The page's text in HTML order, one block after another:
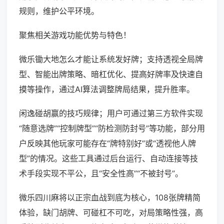
规则，维护公平环境。
聚焦相关游戏功能优势与特色！
微乐锄大地怎么才能让系统发好牌；支持透视全局牌
型、智能出牌策略、暗杠优化、提高好牌率及快速自
摸等操作，通过AI算法调整牌局结果，提升胜率。
闲逸碰胡赢的技巧规律；用户可通过第三方软件实现
“随意选牌”“控制牌型”“防检测防封号”等功能，部分用
户反映其他玩家可能存在“牌特别好”或“透视他人牌
型”的情况。这些工具通过后台运行、自动连接等技
术手段实现不平公，且“安全性高”“不被封号”。
微乐四川麻将以正宗血战到底为核心，108张牌精简
体验，缺门胡牌、可碰杠不可吃，对局策略性强，高